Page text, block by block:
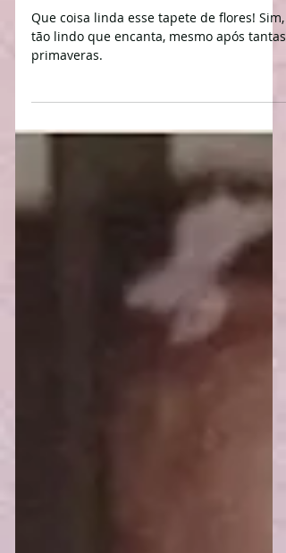
Note o que você vê
Que coisa linda esse tapete de flores! Sim,
tão lindo que encanta, mesmo após tantas